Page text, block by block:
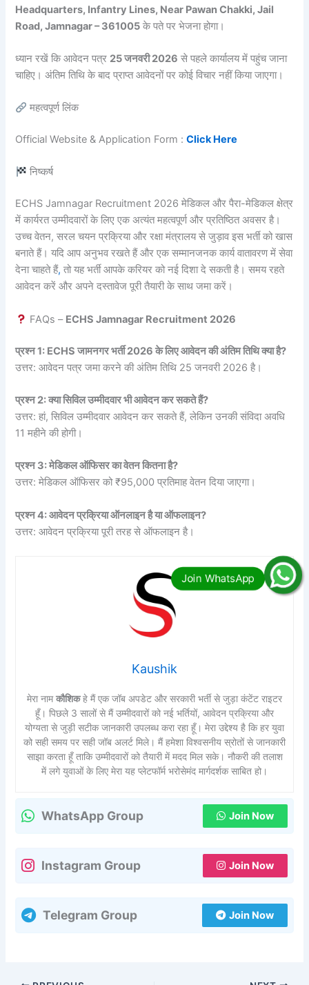
Headquarters, Infantry Lines, Near Pawan Chakki, Jail
Road, Jamnagar – 361005 के पते पर भेजना होगा।
ध्यान रखें कि आवेदन पत्र 25 जनवरी 2026 से पहले कार्यालय में पहुंच जाना
चाहिए। अंतिम तिथि के बाद प्राप्त आवेदनों पर कोई विचार नहीं किया जाएगा।
महत्वपूर्ण लिंक
Official Website & Application Form :Click Here
निष्कर्ष
ECHS Jamnagar Recruitment 2026 मेडिकल और पैरा-मेडिकल क्षेत्र
में कार्यरत उम्मीदवारों के लिए एक अत्यंत महत्वपूर्ण और प्रतिष्ठित अवसर है।
उच्च वेतन, सरल चयन प्रक्रिया और रक्षा मंत्रालय से जुड़ाव इस भर्ती को खास
बनाते हैं। यदि आप अनुभव रखते हैं और एक सम्मानजनक कार्य वातावरण में सेवा
देना चाहते हैं, तो यह भर्ती आपके करियर को नई दिशा दे सकती है। समय रहते
आवेदन करें और अपने दस्तावेज पूरी तैयारी के साथ जमा करें।
FAQs – ECHS Jamnagar Recruitment 2026
प्रश्न 1: ECHS जामनगर भर्ती 2026 के लिए आवेदन की अंतिम तिथि क्या है?
उत्तर: आवेदन पत्र जमा करने की अंतिम तिथि 25 जनवरी 2026 है।
प्रश्न 2: क्या सिविल उम्मीदवार भी आवेदन कर सकते हैं?
उत्तर: हां, सिविल उम्मीदवार आवेदन कर सकते हैं, लेकिन उनकी संविदा अवधि
11 महीने की होगी।
प्रश्न 3: मेडिकल ऑफिसर का वेतन कितना है?
उत्तर: मेडिकल ऑफिसर को ₹95,000 प्रतिमाह वेतन दिया जाएगा।
प्रश्न 4: आवेदन प्रक्रिया ऑनलाइन है या ऑफलाइन?
उत्तर: आवेदन प्रक्रिया पूरी तरह से ऑफलाइन है।
Kaushik
मेरा नामकौशिकहे मैं एक जॉब अपडेट और सरकारी भर्ती से जुड़ा कंटेंट राइटर
हूँ। पिछले 3 सालों से मैं उम्मीदवारों को नई भर्तियों, आवेदन प्रक्रिया और
योग्यता से जुड़ी सटीक जानकारी उपलब्ध करा रहा हूँ। मेरा उद्देश्य है कि हर युवा
को सही समय पर सही जॉब अलर्ट मिले। मैं हमेशा विश्वसनीय स्रोतों से जानकारी
साझा करता हूँ ताकि उम्मीदवारों को तैयारी में मदद मिल सके। नौकरी की तलाश
में लगे युवाओं के लिए मेरा यह प्लेटफॉर्म भरोसेमंद मार्गदर्शक साबित हो।
WhatsApp Group Join Now
Instagram Group Join Now
Telegram Group Join Now